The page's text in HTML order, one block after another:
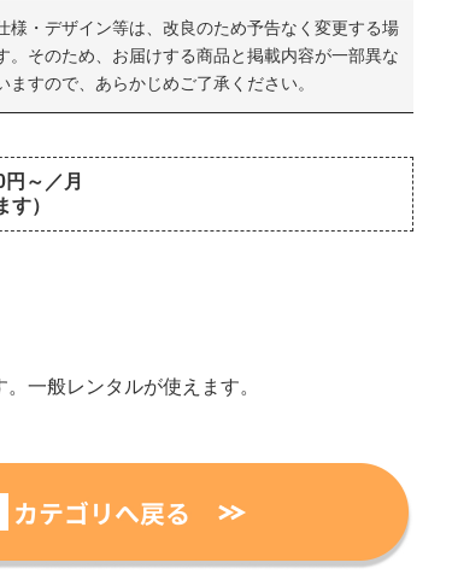
様・デザイン等は、改良のため予告なく変更する場
。そのため、お届けする商品と掲載内容が一部異な
ますので、あらかじめご了承ください。
円～／月
す）
一般レンタルが使えます。